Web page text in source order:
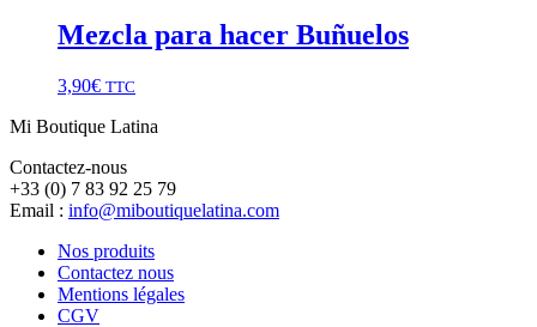
Mezcla para hacer Buñuelos
3,90€ TTC
Mi Boutique Latina
Contactez-nous
+33 (0) 7 83 92 25 79
Email : info@miboutiquelatina.com
Nos produits
Contactez nous
Mentions légales
CGV